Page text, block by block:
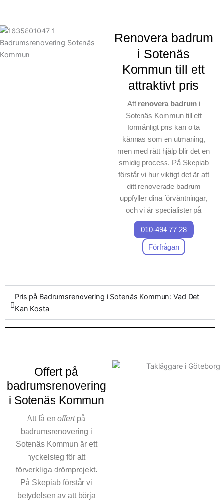
Renovera badrum
i Sotenäs
Kommun till ett
attraktivt pris
Att renovera badrumi
Sotenäs Kommun till ett
förmånligt pris kan ofta
kännas som en utmaning,
men med rätt hjälp blir det en
smidig process. På Skepiab
förstår vi hur viktigt det är att
ditt renoverade badrum
uppfyller dina förväntningar,
och vi är specialister på
badrumsrenovering Sotenäs
Kommun. Vi erbjuder
kompletta lösningar för
badrumsrenovering, vilket
hanteras med högsta
arbetet, där både
att hela projekt
010-494 77 28
Förfrågan
Pris på Badrumsrenovering i Sotenäs Kommun: Vad Det
Kan Kosta
Offert på
badrumsrenovering
i Sotenäs Kommun
Att få enoffertpå
badrumsrenovering i
Sotenäs Kommun är ett
nyckelsteg för att
förverkliga drömprojekt.
På Skepiab förstår vi
betydelsen av att börja